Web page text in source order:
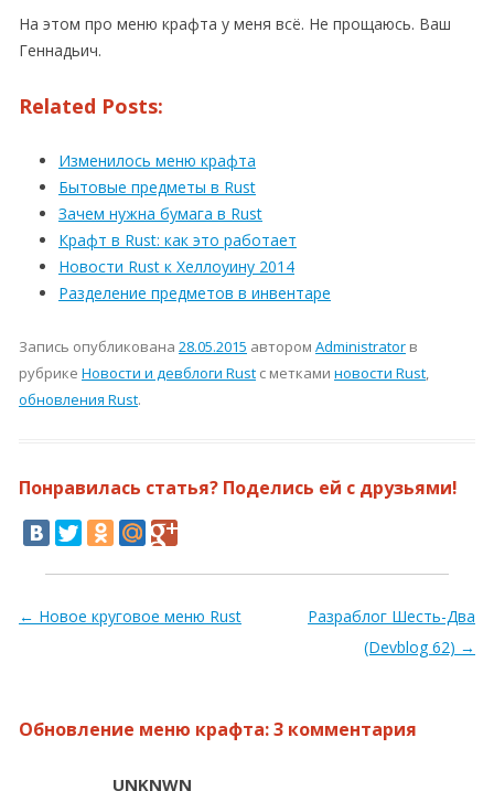
На этом про меню крафта у меня всё. Не прощаюсь. Ваш
Геннадьич.
Related Posts:
Изменилось меню крафта
Бытовые предметы в Rust
Зачем нужна бумага в Rust
Крафт в Rust: как это работает
Новости Rust к Хеллоуину 2014
Разделение предметов в инвентаре
Запись опубликована 28.05.2015 автором Administrator в
рубрике Новости и девблоги Rust с метками новости Rust
обновления Rust.
Понравилась статья? Поделись ей с друзьями!
Навигация по записям
← Новое круговое меню Rust
Разраблог Шесть-Два
(Devblog 62) →
Обновление меню крафта: 3 комментария
UNKNWN